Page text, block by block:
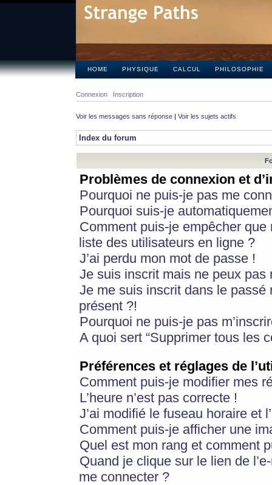
HOME PHYSIQUE CALCUL PHILOSOPHIE
Connexion Inscription
Voir les messages sans réponse | Voir les sujets actifs
Index du forum
Problèmes de connexion et
Pourquoi ne puis-je pas me
Pourquoi suis-je
Comment puis-je empêcher
liste des utilisateurs en ligne ?
J’ai perdu mon mot de passe !
Je suis inscrit mais ne peux pas
Je me suis inscrit dans le
présent ?!
Pourquoi ne puis-je pas
A quoi sert “Supprimer tous les
Préférences et réglages de
Comment puis-je modifier mes
L’heure n’est pas correcte !
J’ai modifié le fuseau horaire et
Comment puis-je afficher une
Quel est mon rang et comment
Quand je clique sur le lien de
me connecter ?